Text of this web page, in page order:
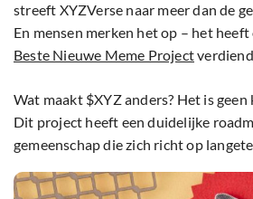
streeft XYZVerse naar meer dan de
En mensen merken het op – het
Beste Nieuwe Meme Project
Wat maakt $XYZ anders? Het is
Dit project heeft een duidelijke
gemeenschap die zich richt op